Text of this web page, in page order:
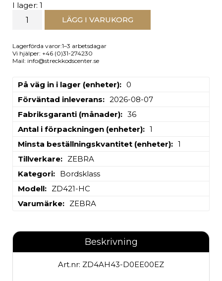
I lager: 1
LÄGG I VARUKORG
Lagerförda varor:1–3 arbetsdagar
Vi hjälper: +46 (0)31-274230
Mail: info@streckkodscenter.se
På väg in i lager (enheter)
0
Förväntad inleverans
2026-08-07
Fabriksgaranti (månader)
36
Antal i förpackningen (enheter)
1
Minsta beställningskvantitet (enheter)
1
Tillverkare
ZEBRA
Kategori
Bordsklass
Modell
ZD421-HC
Varumärke
ZEBRA
Beskrivning
Art.nr: ZD4AH43-D0EE00EZ